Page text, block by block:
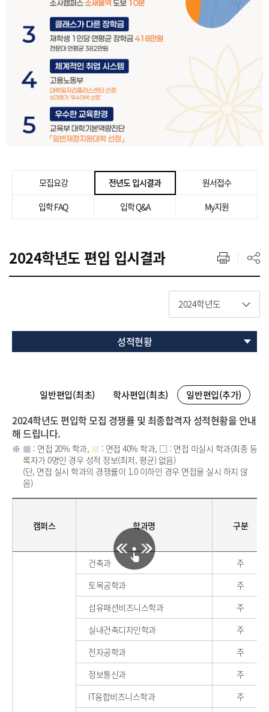
모집요강 전년도 입시결과
원서접수
입학 FAQ
입학 Q&A My지원
2024학년도 편입 입시결과
2024학년도
성적현황
일반편입(최초) 학사편입(최초) 일반편입(추가)
2024학년도 편입학 모집 경쟁률 및 최종합격자 성적현황을 안내
해 드립니다.
■ : 면접 20% 학과, ■ : 면접 40% 학과, □ : 면접 미실시 학과(최종 등
록자가 0명인 경우 성적 정보(최저, 평균) 없음)
(단, 면접 실시 학과의 경쟁률이 1.0 이하인 경우 면접을 실시 하지 않
음)
캠퍼스 학과명 구분
건축과
주
토목공학과
주
섬유패션비즈니스학과
주
실내건축디자인학과
주
전자공학과
주
정보통신과
주
IT융합비즈니스학과
주